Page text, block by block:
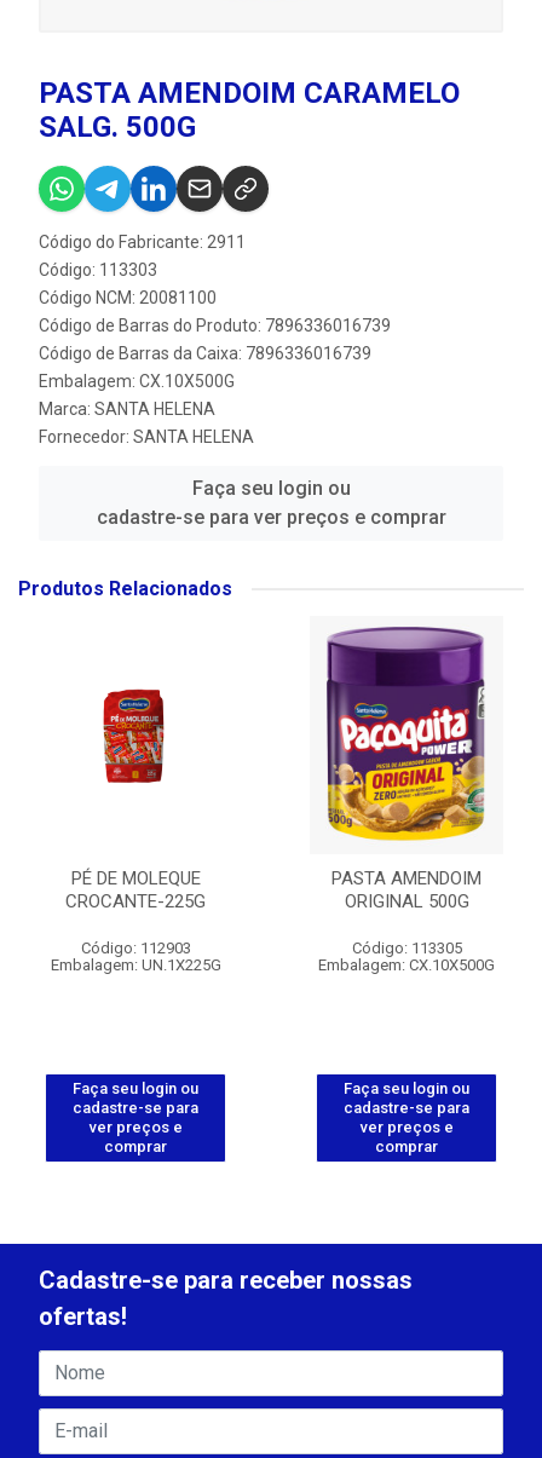
PASTA AMENDOIM CARAMELO
SALG. 500G
Código do Fabricante: 2911
Código: 113303
Código NCM: 20081100
Código de Barras do Produto: 7896336016739
Código de Barras da Caixa: 7896336016739
Embalagem: CX.10X500G
Marca: SANTA HELENA
Fornecedor: SANTA HELENA
Faça seu login ou
cadastre-se para ver preços e comprar
Produtos Relacionados
PÉ DE MOLEQUE
CROCANTE-225G
Código: 112903
Embalagem: UN.1X225G
Faça seu login ou
cadastre-se para
ver preços e
comprar
PASTA AMENDOIM
ORIGINAL 500G
Código: 113305
Embalagem: CX.10X500G
Faça seu login ou
cadastre-se para
ver preços e
comprar
Cadastre-se para receber nossas
ofertas!